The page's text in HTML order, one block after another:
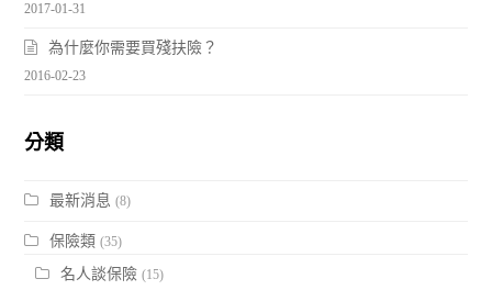
2017-01-31
為什麼你需要買殘扶險？
2016-02-23
分類
最新消息 (8)
保險類 (35)
名人談保險 (15)